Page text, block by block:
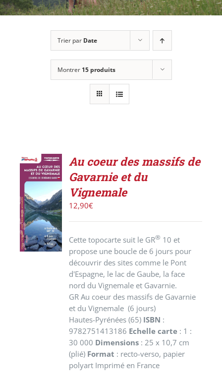
Trier par Date
Montrer 15 produits
AJOUTER
AU
PANIER
/
DÉTAILS
Au coeur des massifs de
Gavarnie et du
Vignemale
12,90€
Cette topocarte suit le GR® 10 et
propose une boucle de 6 jours pour
découvrir des sites comme le Pont
d'Espagne, le lac de Gaube, la face
nord du Vignemale et Gavarnie.
GR Au coeur des massifs de Gavarnie
et du Vignemale (6 jours)
Hautes-Pyrénées (65) ISBN :
9782751413186 Echelle carte : 1 :
30 000 Dimensions : 25 x 10,7 cm
(plié) Format : recto-verso, papier
polyart Imprimé en France